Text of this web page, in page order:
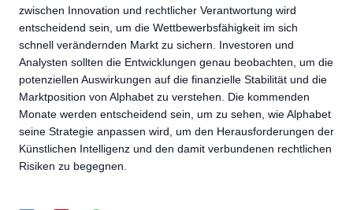
zwischen Innovation und rechtlicher Verantwortung wird
entscheidend sein, um die Wettbewerbsfähigkeit im sich
schnell verändernden Markt zu sichern. Investoren und
Analysten sollten die Entwicklungen genau beobachten, um die
potenziellen Auswirkungen auf die finanzielle Stabilität und die
Marktposition von Alphabet zu verstehen. Die kommenden
Monate werden entscheidend sein, um zu sehen, wie Alphabet
seine Strategie anpassen wird, um den Herausforderungen der
Künstlichen Intelligenz und den damit verbundenen rechtlichen
Risiken zu begegnen.